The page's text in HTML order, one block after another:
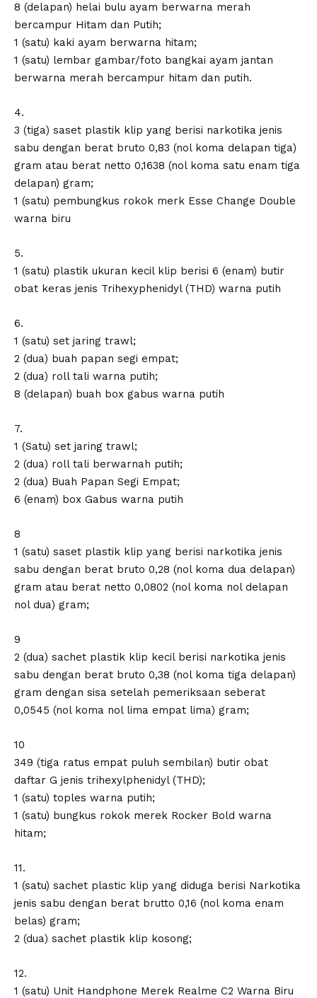
8 (delapan) helai bulu ayam berwarna merah
bercampur Hitam dan Putih;
1 (satu) kaki ayam berwarna hitam;
1 (satu) lembar gambar/foto bangkai ayam jantan
berwarna merah bercampur hitam dan putih.
4.
3 (tiga) saset plastik klip yang berisi narkotika jenis
sabu dengan berat bruto 0,83 (nol koma delapan tiga)
gram atau berat netto 0,1638 (nol koma satu enam tiga
delapan) gram;
1 (satu) pembungkus rokok merk Esse Change Double
warna biru
5.
1 (satu) plastik ukuran kecil klip berisi 6 (enam) butir
obat keras jenis Trihexyphenidyl (THD) warna putih
6.
1 (satu) set jaring trawl;
2 (dua) buah papan segi empat;
2 (dua) roll tali warna putih;
8 (delapan) buah box gabus warna putih
7.
1 (Satu) set jaring trawl;
2 (dua) roll tali berwarnah putih;
2 (dua) Buah Papan Segi Empat;
6 (enam) box Gabus warna putih
8
1 (satu) saset plastik klip yang berisi narkotika jenis
sabu dengan berat bruto 0,28 (nol koma dua delapan)
gram atau berat netto 0,0802 (nol koma nol delapan
nol dua) gram;
9
2 (dua) sachet plastik klip kecil berisi narkotika jenis
sabu dengan berat bruto 0,38 (nol koma tiga delapan)
gram dengan sisa setelah pemeriksaan seberat
0,0545 (nol koma nol lima empat lima) gram;
10
349 (tiga ratus empat puluh sembilan) butir obat
daftar G jenis trihexylphenidyl (THD);
1 (satu) toples warna putih;
1 (satu) bungkus rokok merek Rocker Bold warna
hitam;
11.
1 (satu) sachet plastic klip yang diduga berisi Narkotika
jenis sabu dengan berat brutto 0,16 (nol koma enam
belas) gram;
2 (dua) sachet plastik klip kosong;
12.
1 (satu) Unit Handphone Merek Realme C2 Warna Biru